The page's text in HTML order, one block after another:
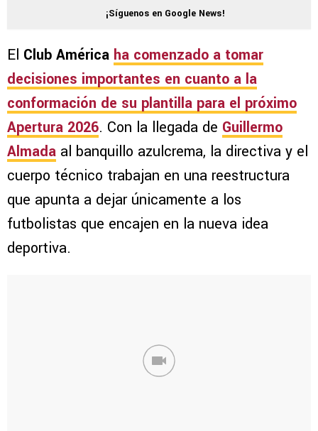
¡Síguenos en Google News!
El Club América ha comenzado a tomar
decisiones importantes en cuanto a la
conformación de su plantilla para el próximo
Apertura 2026. Con la llegada de Guillermo
Almada al banquillo azulcrema, la directiva y el
cuerpo técnico trabajan en una reestructura
que apunta a dejar únicamente a los
futbolistas que encajen en la nueva idea
deportiva.